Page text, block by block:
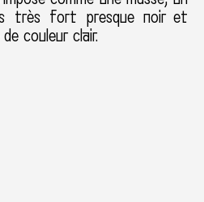
très fort presque noir et
couleur clair.